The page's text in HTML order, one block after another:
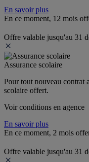
En savoir plus
En ce moment, 12 mois
Offre valable jusqu'au 31
Assurance scolaire
Pour tout nouveau contrat
scolaire offert.
Voir conditions en agence
En savoir plus
En ce moment, 2 mois
Offre valable jusqu'au 31